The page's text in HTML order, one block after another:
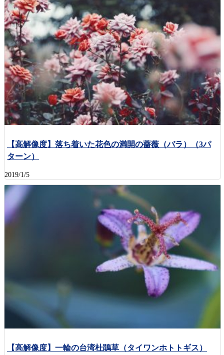
【高解像度】落ち着いた花色の満開の薔薇（バラ）（3パ
ターン）
2019/1/5
【高解像度】一輪の台湾杜鵑草（タイワンホトトギス）